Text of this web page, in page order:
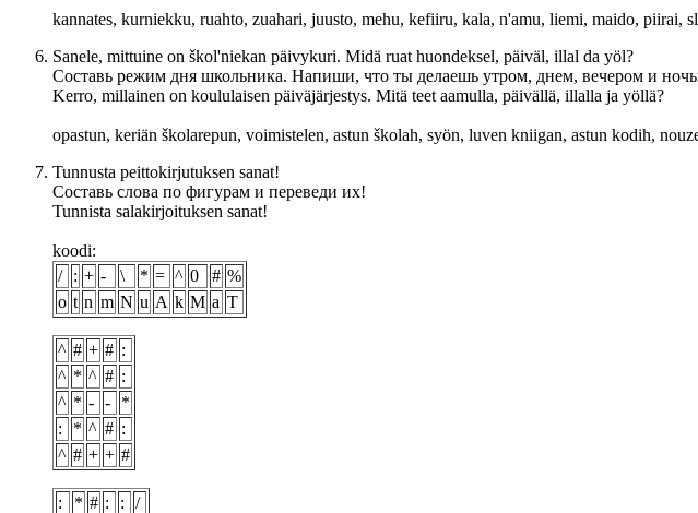
kannates, kurniekku, ruahto, zuahari, juusto, mehu, kefiiru, kala, n'amu, liemi, maido, piirai,
Sanele, mittuine on škol'niekan päivykuri. Midä ruat huondeksel, päiväl, illal da yöl?
Составь режим дня школьника. Напиши, что ты делаешь утром, днем, вечером и
Kerro, millainen on koululaisen päiväjärjestys. Mitä teet aamulla, päivällä, illalla ja yöllä?
opastun, keriän školarepun, voimistelen, astun školah, syön, luven kniigan, astun kodih,
Tunnusta peittokirjutuksen sanat!
Составь слова по фигурам и переведи их!
Tunnista salakirjoituksen sanat!
koodi:
/
: + - \ * = ^ 0 # %
o t n m N u A k M a T
^ # + # :
^ * ^ # :
^ * - -
*
:
* ^ # :
^ # + + #
: * # : :
/